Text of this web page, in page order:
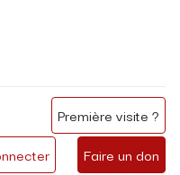
Faire un don
Première visite ?